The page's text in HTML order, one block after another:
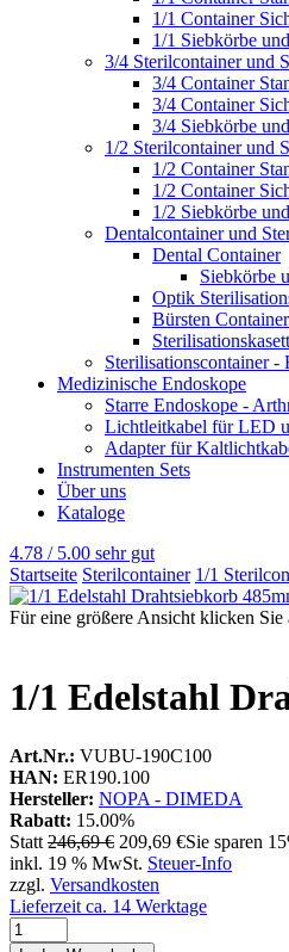
1/1 Container
1/1 Siebkörbe
3/4 Sterilcontainer und
3/4 Container
3/4 Container
3/4 Siebkörbe
1/2 Sterilcontainer und
1/2 Container
1/2 Container
1/2 Siebkörbe
Dentalcontainer und
Dental Container
Siebkörbe
Optik
Bürsten Container
Sterilisationscontainer -
Medizinische Endoskope
Starre Endoskope -
Lichtleitkabel für LED
Adapter für
Instrumenten Sets
Über uns
Kataloge
4.78 / 5.00 sehr gut
Startseite Sterilcontainer 1/1
Für eine größere Ansicht klicken Sie
1/1 Edelstahl
Art.Nr.: VUBU-190C100
HAN: ER190.100
Hersteller: NOPA - DIMEDA
Rabatt: 15.00%
Statt 246,69 € 209,69 €Sie sparen
inkl. 19 % MwSt. Steuer-Info
zzgl. Versandkosten
Lieferzeit ca. 14 Werktage